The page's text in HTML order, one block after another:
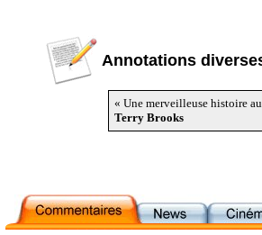
Annotations
« Une merveilleuse histoire
Terry Brooks